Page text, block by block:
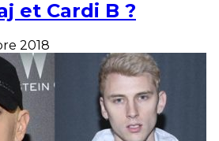
et Cardi B ?
2018